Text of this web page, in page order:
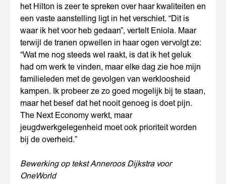
het Hilton is zeer te spreken over haar kwaliteiten en
een vaste aanstelling ligt in het verschiet. “Dit is
waar ik het voor heb gedaan”, vertelt Eniola. Maar
terwijl de tranen opwellen in haar ogen vervolgt ze:
“Wat me nog steeds wel raakt, is dat ik het geluk
had om werk te vinden, maar elke dag zie hoe mijn
familieleden met de gevolgen van werkloosheid
kampen. Ik probeer ze zo goed mogelijk bij te staan,
maar het besef dat het nooit genoeg is doet pijn.
The Next Economy werkt, maar
jeugdwerkgelegenheid moet ook prioriteit worden
bij de overheid.”
Bewerking op tekst Anneroos Dijkstra voor
OneWorld